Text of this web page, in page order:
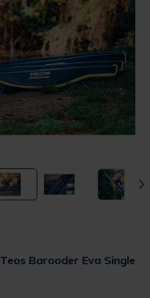
Barooder Eva Single
Rating